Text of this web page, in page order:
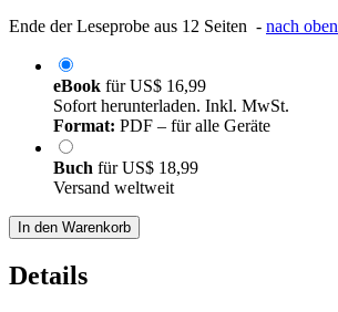
Ende der Leseprobe aus 12 Seiten - nach oben
eBook fürUS$ 16,99
Sofort herunterladen. Inkl. MwSt.
Format: PDF – für alle Geräte
Buch fürUS$ 18,99
Versand weltweit
In den Warenkorb
Details